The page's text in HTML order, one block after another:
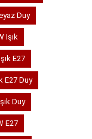
Duy
Işık
E27
E27 Duy
Duy
E27